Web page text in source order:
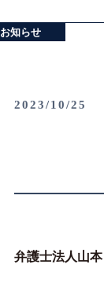
お知らせ
2023/10/25
弁護士法人山